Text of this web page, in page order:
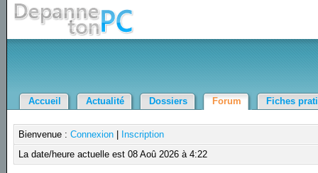
Accueil Actualité Dossiers Forum Fiches
Bienvenue :Connexion
Inscription
La date/heure actuelle est 08 Aoû 2026 à 4:22